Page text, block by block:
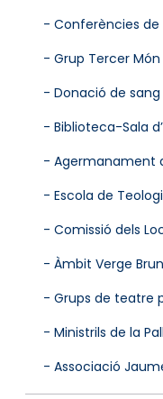
- Conferències de
- Grup Tercer Món
- Donació de sang
- Biblioteca-Sala
- Agermanament
- Escola de
- Comissió dels
- Àmbit Verge
- Grups de teatre
- Ministrils de la
- Associació